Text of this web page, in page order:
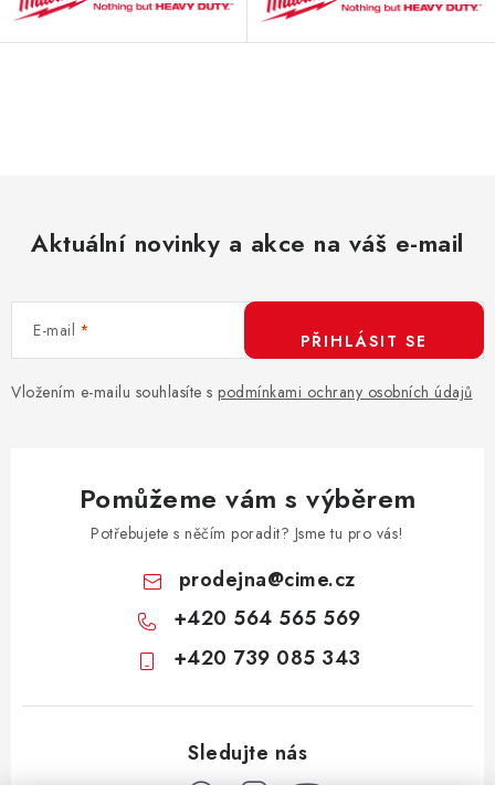
í
r
v
Aktuální novinky a akce na váš e-mail
E-mail
Vložením e-mailu souhlasíte s podmínkami ochrany osobních údajů
PŘIHLÁSIT SE
Pomůžeme vám s výběrem
Potřebujete s něčím poradit? Jsme tu pro vás!
prodejna@cime.cz
+420 564 565 569
+420 739 085 343